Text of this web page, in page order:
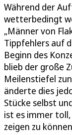
Während der
wetterbedingt
„Männer von
Tippfehlers auf
Beginn des
blieb der große
Meilenstiefel
änderte dies
Stücke selbst
ist es immer
zeigen zu